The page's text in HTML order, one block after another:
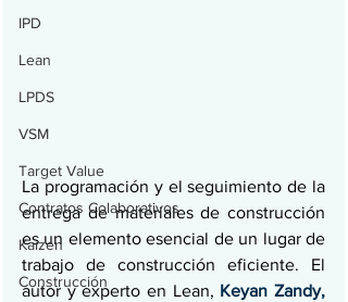
IPD
Lean
LPDS
VSM
Target Value
Contratos Colaborativos
Kaizen
Construcción
La programación y el seguimiento de la
entrega de materiales de construcción
es un elemento esencial de un lugar de
trabajo de construcción eficiente. El
autor y experto en Lean, Keyan Zandy,